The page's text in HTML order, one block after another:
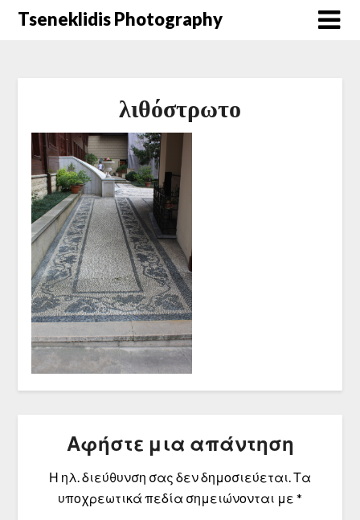
Μετάβαση
Tseneklidis Photography
λιθόστρωτο
Αφήστε μια απάντηση
Η ηλ. διεύθυνση σας δεν δημοσιεύεται.Τα
υποχρεωτικά πεδία σημειώνονται με *